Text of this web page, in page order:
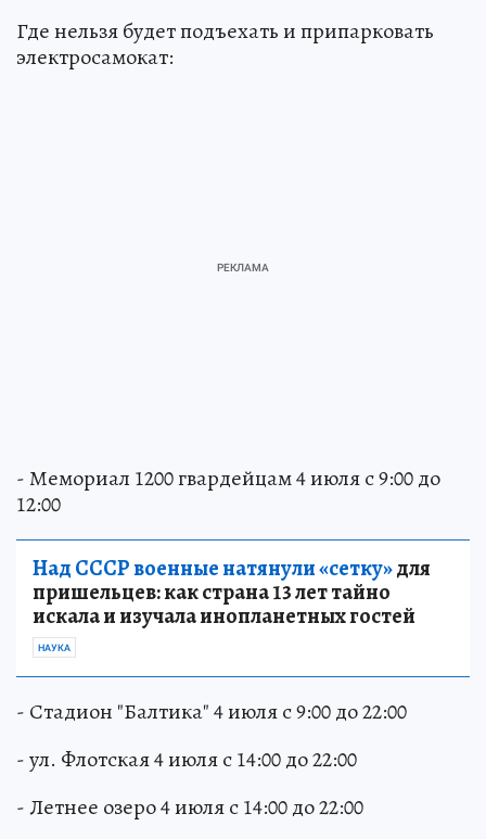
Где нельзя будет подъехать и припарковать
электросамокат:
- Мемориал 1200 гвардейцам 4 июля с 9:00 до
12:00
Над СССР военные натянули «сетку»для
пришельцев: как страна 13 лет тайно
искала и изучала инопланетных гостей
НАУКА
- Стадион "Балтика" 4 июля с 9:00 до 22:00
- ул. Флотская 4 июля с 14:00 до 22:00
- Летнее озеро 4 июля с 14:00 до 22:00